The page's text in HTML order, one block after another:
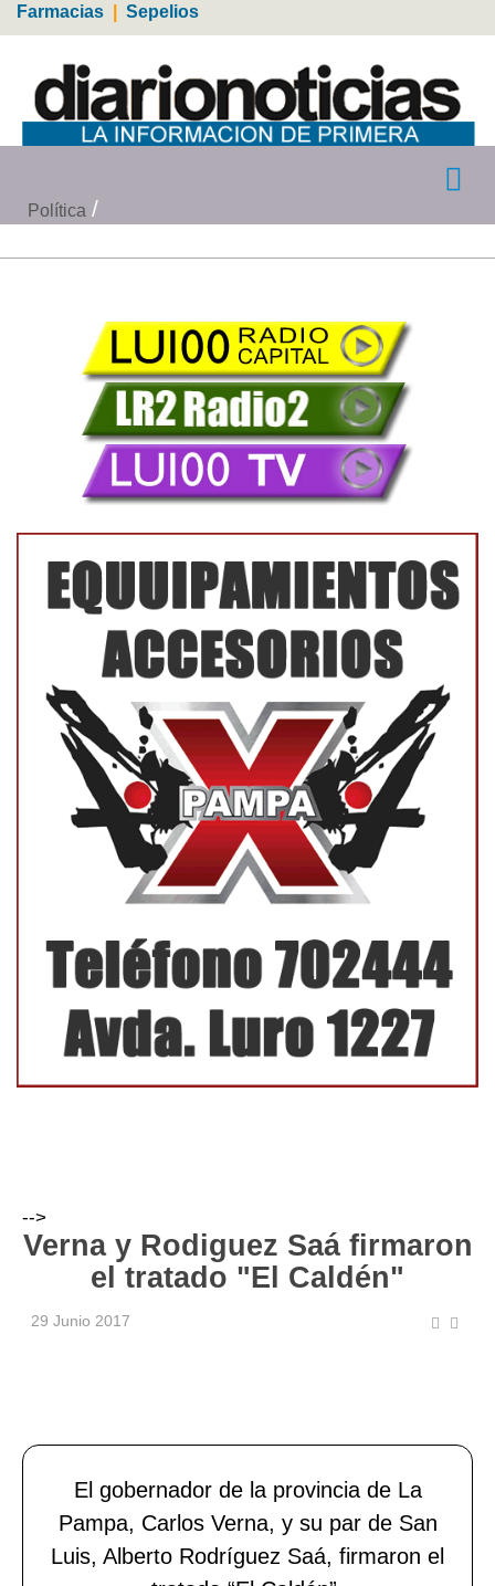
Farmacias Sepelios
Política
-->
Verna y Rodiguez Saá firmaron
el tratado "El Caldén"
29 Junio 2017
El gobernador de la provincia de La
Pampa, Carlos Verna, y su par de San
Luis, Alberto Rodríguez Saá, firmaron el